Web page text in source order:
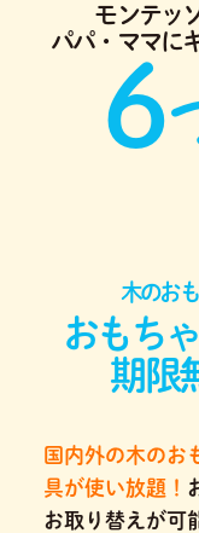
モンテッ
パパ・ママに
6
木のお
おもち
期限
国内外の木のお
具が使い放題！
お取り替えが可